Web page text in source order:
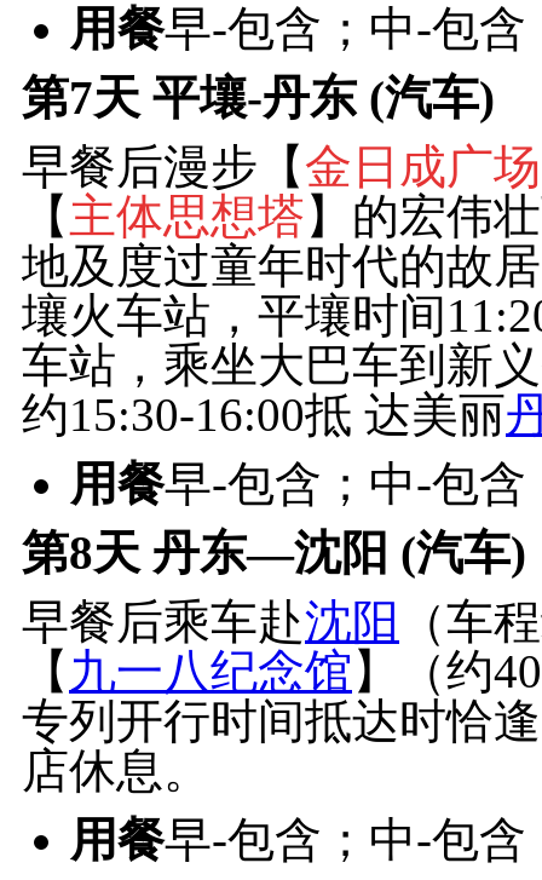
用餐早-包含；中-包
第7天 平壤-丹东 (汽车)
早餐后漫步【金日成广场
【 主体思想塔】的宏伟
地及度过童年时代的故
壤火车站，平壤时间
车站，乘坐大巴车到新
约15:30-16:00抵 达美丽
用餐早-包含；中-包
第8天 丹东—沈阳 (汽车)
早餐后乘车赴沈阳
（车
【 九一八纪念馆 】（约
专列开行时间抵达时恰
店休息。
用餐早-包含；中-包